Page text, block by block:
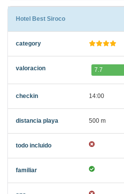
Hotel Best Siroco
7.7
14:00
500 m